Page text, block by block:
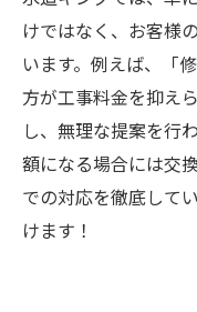
けではなく、お客様
います。例えば、「
方が工事料金を抑え
し、無理な提案を行
額になる場合には交
での対応を徹底して
けます！